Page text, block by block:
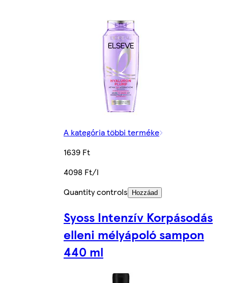
A kategória többi terméke
1639 Ft
4098 Ft/l
Quantity controls
Hozzáad
Syoss Intenzív Korpásodás
elleni mélyápoló sampon
440 ml